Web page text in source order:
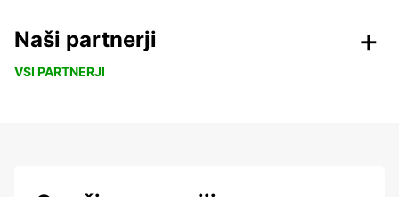
Naši partnerji
VSI PARTNERJI